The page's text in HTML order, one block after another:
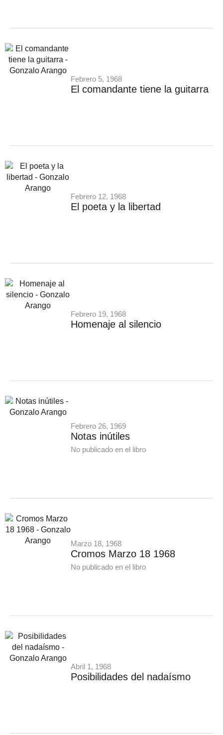
Febrero 5, 1968
El comandante tiene la guitarra
Febrero 12, 1968
El poeta y la libertad
Febrero 19, 1968
Homenaje al silencio
Febrero 26, 1969
Notas inútiles
No publicado en el libro
Marzo 18, 1968
Cromos Marzo 18 1968
No publicado en el libro
Abril 1, 1968
Posibilidades del nadaísmo